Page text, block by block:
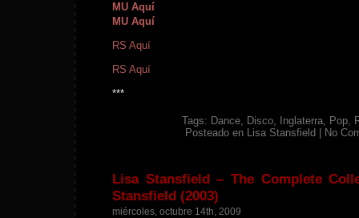
MU Aquí
MU Aquí
RS Aquí
RS Aquí
***
Tags: Dance, Disco, Inglaterra, Pop,
Posteado en Lisa Stansfield No
Lisa Stansfield – The Complete
Stansfield (2003)
miércoles, octubre 14th, 2009